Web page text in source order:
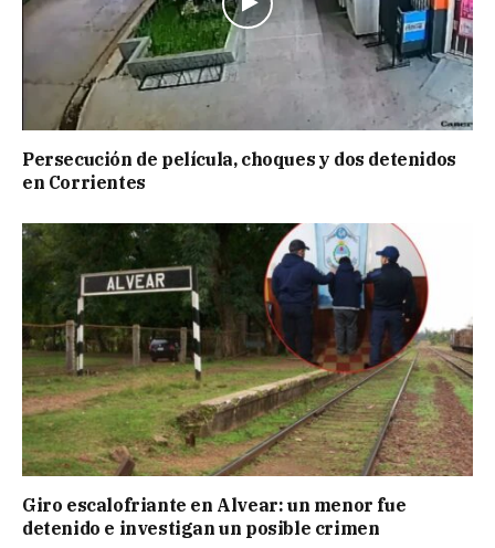
Persecución de película, choques y dos detenidos
en Corrientes
Giro escalofriante en Alvear: un menor fue
detenido e investigan un posible crimen